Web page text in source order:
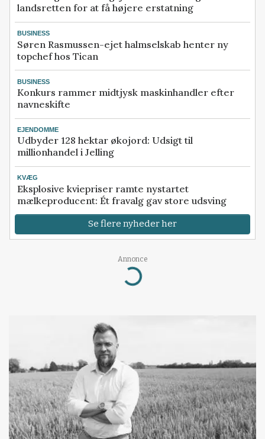
landsretten for at få højere erstatning
BUSINESS
Søren Rasmussen-ejet halmselskab henter ny
topchef hos Tican
BUSINESS
Konkurs rammer midtjysk maskinhandler efter
navneskifte
EJENDOMME
Udbyder 128 hektar økojord: Udsigt til
millionhandel i Jelling
KVÆG
Eksplosive kviepriser ramte nystartet
mælkeproducent: Ét fravalg gav store udsving
Se flere nyheder her
Annonce
Loading...